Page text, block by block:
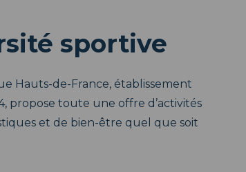
sportive
Hauts-de-France, établissement
propose toute une offre d’activités
et de bien-être quel que soit